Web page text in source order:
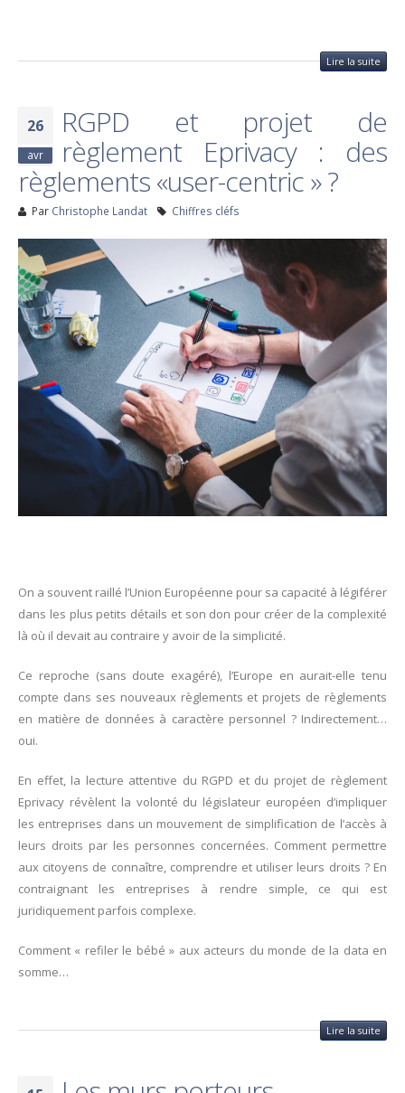
Lire la suite
26
avr
RGPD et projet de
règlement Eprivacy : des
règlements «user-centric » ?
Par Christophe Landat Chiffres cléfs
On a souvent raillé l’Union Européenne pour sa capacité à légiférer
dans les plus petits détails et son don pour créer de la complexité
là où il devait au contraire y avoir de la simplicité.
Ce reproche (sans doute exagéré), l’Europe en aurait-elle tenu
compte dans ses nouveaux règlements et projets de règlements
en matière de données à caractère personnel ? Indirectement…
oui.
En effet, la lecture attentive du RGPD et du projet de règlement
Eprivacy révèlent la volonté du législateur européen d’impliquer
les entreprises dans un mouvement de simplification de l’accès à
leurs droits par les personnes concernées. Comment permettre
aux citoyens de connaître, comprendre et utiliser leurs droits ? En
contraignant les entreprises à rendre simple, ce qui est
juridiquement parfois complexe.
Comment « refiler le bébé » aux acteurs du monde de la data en
somme…
Lire la suite